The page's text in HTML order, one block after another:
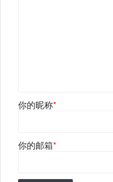
你的昵称*
你的邮箱*